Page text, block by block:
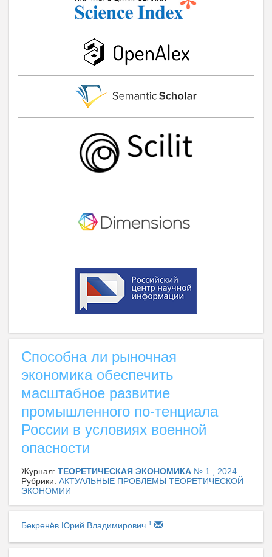
Способна ли рыночная
экономика обеспечить
масштабное развитие
промышленного по-тенциала
России в условиях военной
опасности
Журнал: ТЕОРЕТИЧЕСКАЯ ЭКОНОМИКА № 1 , 2024
Рубрики: АКТУАЛЬНЫЕ ПРОБЛЕМЫ ТЕОРЕТИЧЕСКОЙ
ЭКОНОМИИ
Бекренёв Юрий Владимирович 1